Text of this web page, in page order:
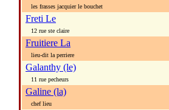
les frasses jacquier le bouchet
Freti Le
12 rue ste claire
Fruitiere La
lieu-dit la perriere
Galanthy (le)
11 rue pecheurs
Galine (la)
chef lieu